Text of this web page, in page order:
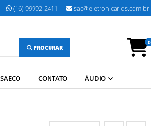
(16) 99992-2411 sac@eletronicarios.com.br
PROCURAR
0
SAECO CONTATO ÁUDIO